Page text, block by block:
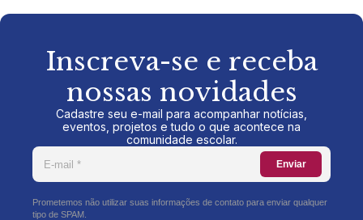
Inscreva-se e receba
nossas novidades
Cadastre seu e-mail para acompanhar notícias,
eventos, projetos e tudo o que acontece na
comunidade escolar.
Enviar
Prometemos não utilizar suas informações de contato para enviar qualquer
tipo de SPAM.